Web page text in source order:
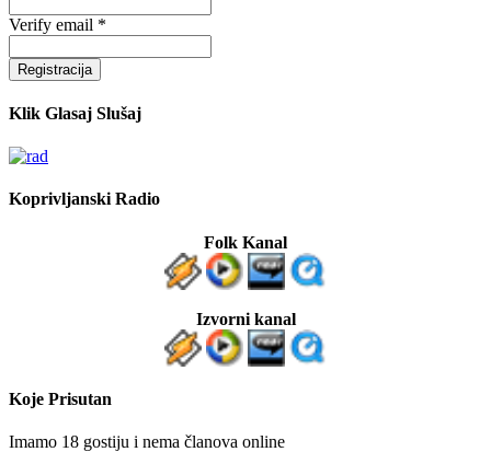
Verify email *
Registracija
Klik Glasaj Slušaj
Koprivljanski Radio
Folk Kanal
Izvorni kanal
Koje Prisutan
Imamo 18 gostiju i nema članova online